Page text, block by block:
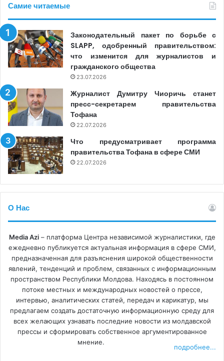
МОМ также рекомендует уважать достоинство
мигрантов, избегая использования
дегуманизирующих формулировок или метафор,
которые представляют миграцию как форму
стихийного бедствия вроде наводнения или
нашествия каких-то животных или насекомых
СМИ должны бороться с разжиганием ненависти и
подспудно налаживать контакты с мигрантами,
поскольку важно учитывать их мнение и отражать
человеческий аспект этого явления;
Журналистам рекомендуется избегать
виктимизации и упрощения освещаемых
воспринимаются либо как проблема, либо как
жертвы. МОМ предлагает пропагандировать
положительные аспекты миграции, такие как
денежные переводы, присылаемые диаспорой,
или вклад мигрантов в развитие страны
пребывания;
Приветствуется, когда СМИ помещают историю
миграции в глобальный контекст, поскольку
местные или национальные интересы могут
преобладать в ущерб более широкому пониманию
миграции и ее причин;
Важное значение имеет продвижение в обществе
Самие читаемые
Законодательный пакет по борьбе с
SLAPP, одобренный правительством:
что изменится для журналистов и
гражданского общества
23.07.2026
Журналист Думитру Чиоричь станет
пресс-секретарем правительства
Тофана
22.07.2026
Что предусматривает программа
правительства Тофана в сфере СМИ
22.07.2026
О Нас
Media Azi– платформа Центра независимой журналистики, где
ежедневно публикуется актуальная информация в сфере СМИ,
предназначенная для разъяснения широкой общественности
явлений, тенденций и проблем, связанных с информационным
пространством Республики Молдова. Находясь в постоянном
потоке местных и международных новостей о прессе,
интервью, аналитических статей, передач и карикатур, мы
предлагаем создать достаточную информационную среду для
всех желающих узнавать последние новости из молдавской
прессы и сформировать собственное аргументированное
мнение.
подробнее...